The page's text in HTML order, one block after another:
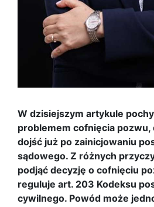
W dzisiejszym artykule
problemem cofnięcia
dojść już po zainicjowaniu
sądowego. Z różnych
podjąć decyzję o cofnięciu
reguluje art. 203 Kodeksu
cywilnego. Powód może